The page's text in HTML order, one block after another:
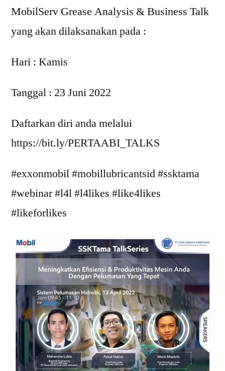
MobilServ Grease Analysis & Business Talk
yang akan dilaksanakan pada :
Hari : Kamis
Tanggal : 23 Juni 2022
Daftarkan diri anda melalui
https://bit.ly/PERTAABI_TALKS
#exxonmobil #mobillubricantsid #ssktama
#webinar #l4l #l4likes #like4likes
#likeforlikes